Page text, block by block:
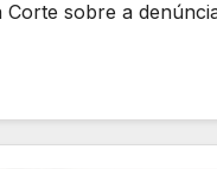
Corte sobre a